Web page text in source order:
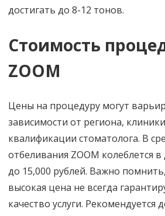
достигать до 8-12 тонов.
Стоимость
ZOOM
Цены на процедуру могут
зависимости от региона,
квалификации стоматолога. В
отбеливания ZOOM колеблется
до 15,000 рублей. Важно
высокая цена не всегда
качество услуги. Рекомендуется